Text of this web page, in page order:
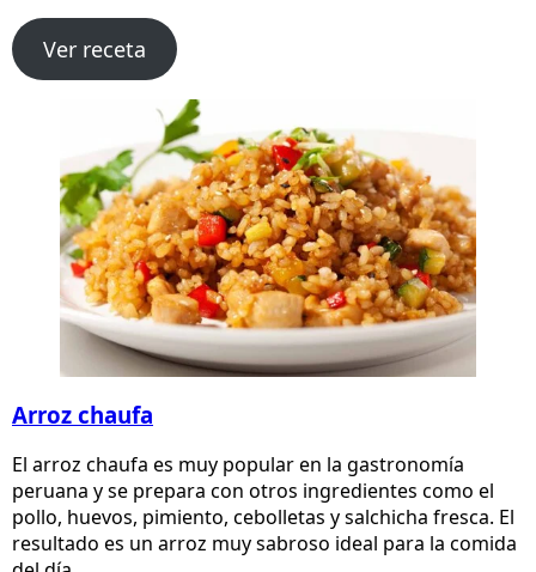
Ver receta
Arroz chaufa
El arroz chaufa es muy popular en la gastronomía
peruana y se prepara con otros ingredientes como el
pollo, huevos, pimiento, cebolletas y salchicha fresca. El
resultado es un arroz muy sabroso ideal para la comida